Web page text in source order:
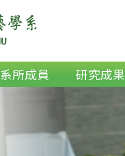
系所成員 研究成果